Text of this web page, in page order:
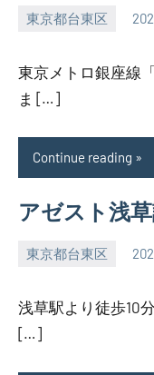
東京都台東区
SEZIMO
東京メトロ銀座線
ま […]
Continue reading
アゼスト浅
東京都台東区
SEZIMO
浅草駅より徒歩10
[…]